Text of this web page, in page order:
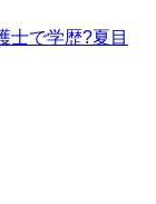
士で学歴?夏目